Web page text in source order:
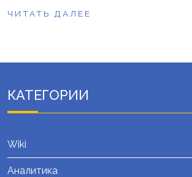
ЧИТАТЬ ДАЛЕЕ
КАТЕГОРИИ
Wiki
Аналитика